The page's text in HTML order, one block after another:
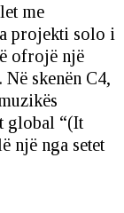
me
projekti solo i
ofrojë një
skenën C4,
global “(It
një nga setet